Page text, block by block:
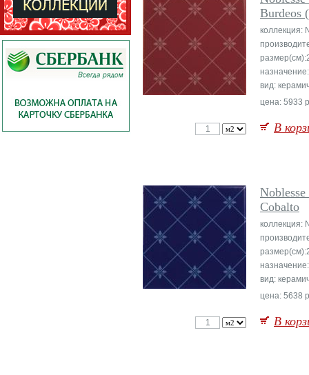
Burdeos
коллекция:
вид:
цена: 5933
В
Cobalto
коллекция:
вид:
цена: 5638
В